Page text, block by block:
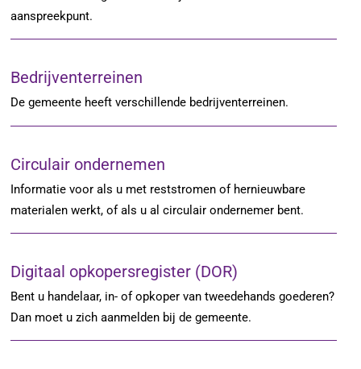
aanspreekpunt.
Bedrijventerreinen
De gemeente heeft verschillende bedrijventerreinen.
Circulair ondernemen
Informatie voor als u met reststromen of hernieuwbare
materialen werkt, of als u al circulair ondernemer bent.
Digitaal opkopersregister (DOR)
Bent u handelaar, in- of opkoper van tweedehands goederen?
Dan moet u zich aanmelden bij de gemeente.